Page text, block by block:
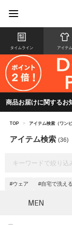
タイムライン アイテム
商品お届けに関するお
TOP > アイテム検索（ワン
アイテム検索 (36)
#ウェア #自宅で洗える
MEN